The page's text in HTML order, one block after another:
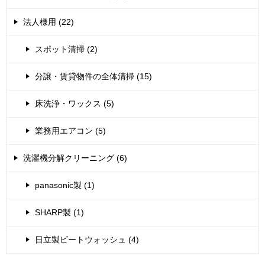
法人様用 (22)
スポット清掃 (2)
分譲・賃貸物件の全体清掃 (15)
床洗浄・ワックス (5)
業務用エアコン (5)
洗濯機分解クリーニング (6)
panasonic製 (1)
SHARP製 (1)
日立製ビートウォッシュ (4)